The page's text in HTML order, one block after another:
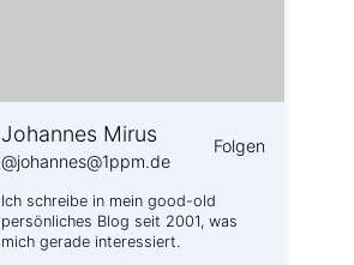
Johannes Mirus
@johannes@1ppm.de
Folgen
Ich schreibe in mein good-old
persönliches Blog seit 2001, was
mich gerade interessiert.